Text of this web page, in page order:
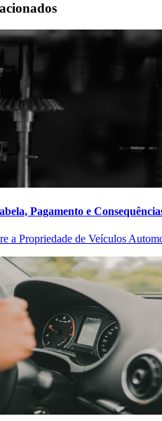
Pagamento e
a Propriedade de Veículos